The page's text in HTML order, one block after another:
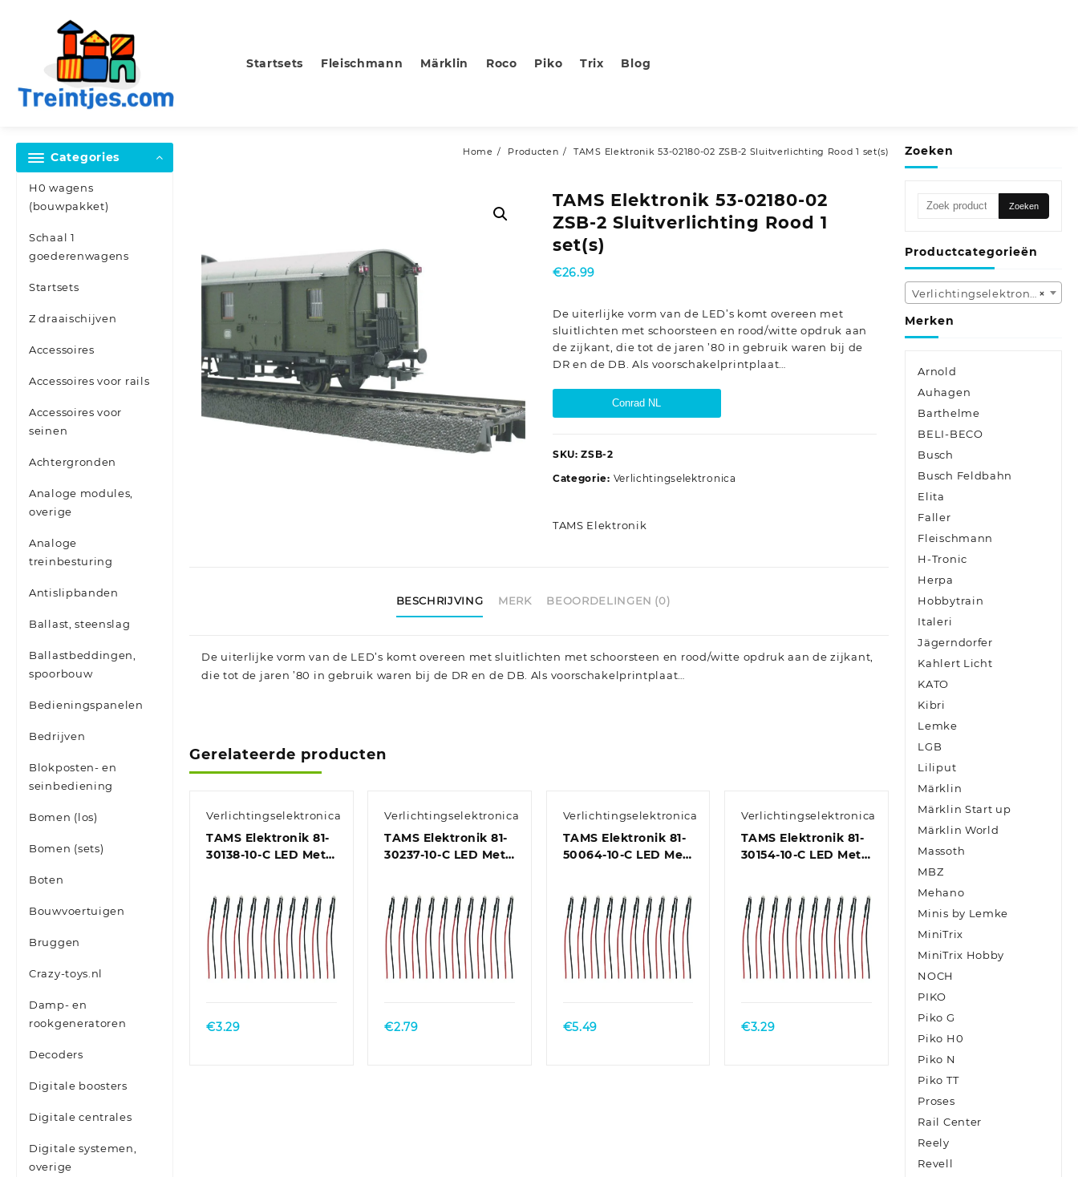
Startsets Fleischmann Märklin Roco Piko Trix Blog
Categories
H0 wagens
(bouwpakket)
Schaal 1
goederenwagens
Startsets
Z draaischijven
Accessoires
Accessoires voor rails
Accessoires voor
seinen
Achtergronden
Analoge modules,
overige
Analoge
treinbesturing
Antislipbanden
Ballast, steenslag
Ballastbeddingen,
spoorbouw
Bedieningspanelen
Bedrijven
Blokposten- en
seinbediening
Bomen (los)
Bomen (sets)
Boten
Bouwvoertuigen
Bruggen
Crazy-toys.nl
Damp- en
rookgeneratoren
Decoders
Digitale boosters
Digitale centrales
Digitale systemen,
overige
Home Producten TAMS Elektronik 53-02180-02 ZSB-2 Sluitverlichting Rood 1 set(s)
TAMS Elektronik 53-02180-02
ZSB-2 Sluitverlichting Rood 1
set(s)
€26.99
De uiterlijke vorm van de LED’s komt overeen met
sluitlichten met schoorsteen en rood/witte opdruk aan
de zijkant, die tot de jaren ’80 in gebruik waren bij de
DR en de DB. Als voorschakelprintplaat…
Conrad NL
SKU:ZSB-2
Categorie: Verlichtingselektronica
TAMS Elektronik
BESCHRIJVING MERK BEOORDELINGEN (0)
De uiterlijke vorm van de LED’s komt overeen met sluitlichten met schoorsteen en rood/witte opdruk aan de zijkant,
die tot de jaren ’80 in gebruik waren bij de DR en de DB. Als voorschakelprintplaat…
Gerelateerde producten
Verlichtingselektronica
TAMS Elektronik 81-
30138-10-C LED Met
stuk(s)
€3.29
Verlichtingselektronica
TAMS Elektronik 81-
30237-10-C LED Met
stuk(s)
€2.79
Verlichtingselektronica
TAMS Elektronik 81-
50064-10-C LED Met
€5.49
Verlichtingselektronica
TAMS Elektronik 81-
30154-10-C LED Met
10 stuk(s)
€3.29
Zoeken
Zoeken
Zoeken
Productcategorieën
×
Verlichtingselektronica (162)
Merken
Arnold
Auhagen
Barthelme
BELI-BECO
Busch
Busch Feldbahn
Elita
Faller
Fleischmann
H-Tronic
Herpa
Hobbytrain
Italeri
Jägerndorfer
Kahlert Licht
KATO
Kibri
Lemke
LGB
Liliput
Märklin
Märklin Start up
Märklin World
Massoth
MBZ
Mehano
Minis by Lemke
MiniTrix
MiniTrix Hobby
NOCH
PIKO
Piko G
Piko H0
Piko N
Piko TT
Proses
Rail Center
Reely
Revell